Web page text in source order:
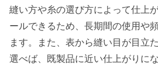
縫い方や糸の選び方によって仕上
ールできるため、長期間の使用や
ます。また、表から縫い目が目立
選べば、既製品に近い仕上がりにな